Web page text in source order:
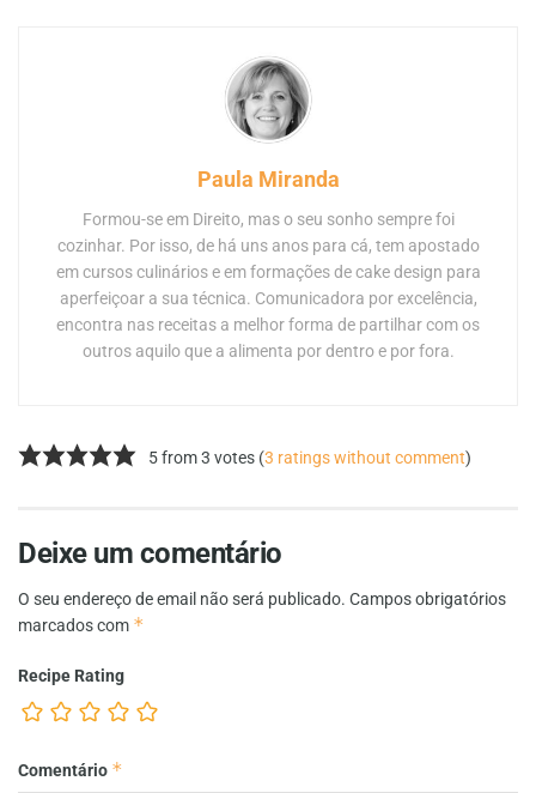
Paula Miranda
Formou-se em Direito, mas o seu sonho sempre foi
cozinhar. Por isso, de há uns anos para cá, tem apostado
em cursos culinários e em formações de cake design para
aperfeiçoar a sua técnica. Comunicadora por excelência,
encontra nas receitas a melhor forma de partilhar com os
outros aquilo que a alimenta por dentro e por fora.
5 from 3 votes (3 ratings without comment)
Deixe um comentário
O seu endereço de email não será publicado. Campos obrigatórios
marcados com *
Recipe Rating
Comentário *